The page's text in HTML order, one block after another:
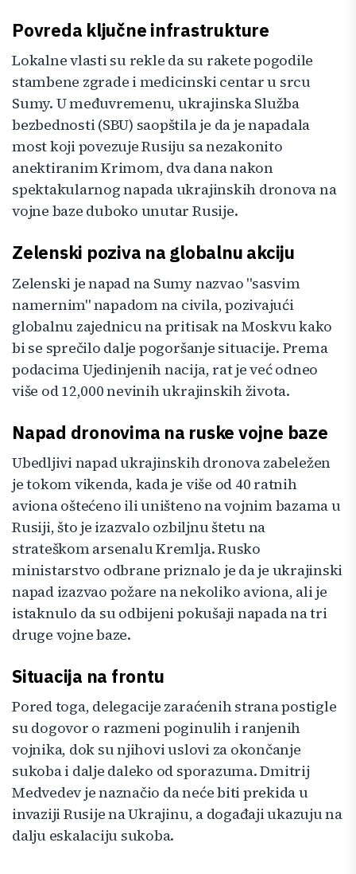
Povreda ključne infrastrukture
Lokalne vlasti su rekle da su rakete pogodile
stambene zgrade i medicinski centar u srcu
Sumy. U međuvremenu, ukrajinska Služba
bezbednosti (SBU) saopštila je da je napadala
most koji povezuje Rusiju sa nezakonito
anektiranim Krimom, dva dana nakon
spektakularnog napada ukrajinskih dronova na
vojne baze duboko unutar Rusije.
Zelenski poziva na globalnu akciju
Zelenski je napad na Sumy nazvao "sasvim
namernim" napadom na civila, pozivajući
globalnu zajednicu na pritisak na Moskvu kako
bi se sprečilo dalje pogoršanje situacije. Prema
podacima Ujedinjenih nacija, rat je već odneo
više od 12,000 nevinih ukrajinskih života.
Napad dronovima na ruske vojne baze
Ubedljivi napad ukrajinskih dronova zabeležen
je tokom vikenda, kada je više od 40 ratnih
aviona oštećeno ili uništeno na vojnim bazama u
Rusiji, što je izazvalo ozbiljnu štetu na
strateškom arsenalu Kremlja. Rusko
ministarstvo odbrane priznalo je da je ukrajinski
napad izazvao požare na nekoliko aviona, ali je
istaknulo da su odbijeni pokušaji napada na tri
druge vojne baze.
Situacija na frontu
Pored toga, delegacije zaraćenih strana postigle
su dogovor o razmeni poginulih i ranjenih
vojnika, dok su njihovi uslovi za okončanje
sukoba i dalje daleko od sporazuma. Dmitrij
Medvedev je naznačio da neće biti prekida u
invaziji Rusije na Ukrajinu, a događaji ukazuju na
dalju eskalaciju sukoba.